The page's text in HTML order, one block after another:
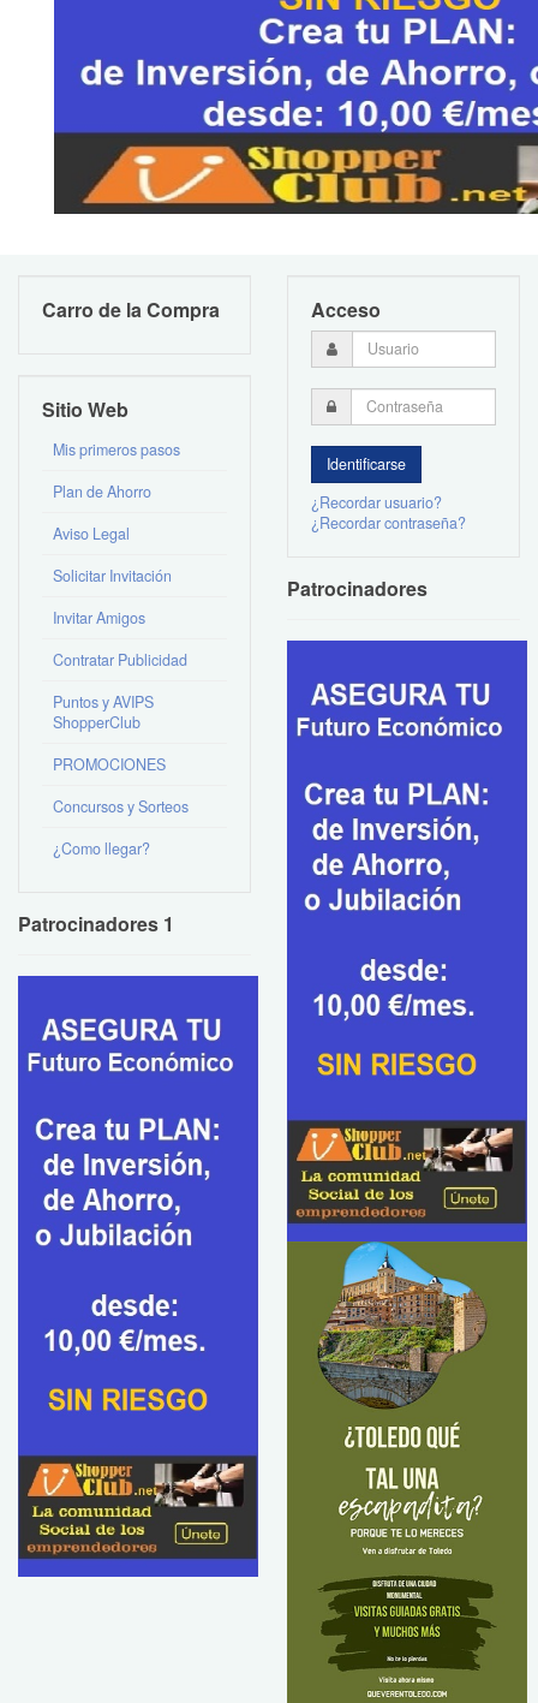
Carro de la Compra
Sitio Web
Mis primeros pasos
Plan de Ahorro
Aviso Legal
Solicitar Invitación
Invitar Amigos
Contratar Publicidad
Puntos y AVIPS
ShopperClub
PROMOCIONES
Concursos y Sorteos
¿Como llegar?
Patrocinadores 1
Acceso
¿Recordar usuario?
¿Recordar contraseña?
Patrocinadores